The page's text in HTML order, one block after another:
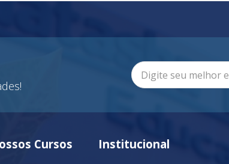
Cursos Institucional